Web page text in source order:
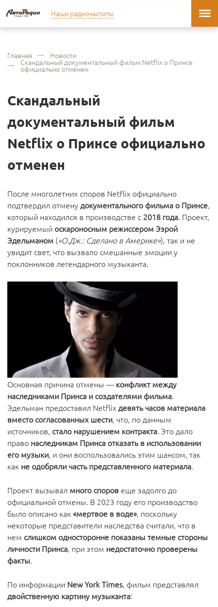
Наши радиочастоты
Главная Новости
Скандальный документальный фильм Netflix о Принсе
официально отменен
Скандальный
документальный фильм
Netflix о Принсе официально
отменен
После многолетних споров Netflix официально
подтвердил отмену документального фильма о Принсе,
который находился в производстве с 2018 года. Проект,
курируемый оскароносным режиссером Эзрой
Эдельманом («О.Дж.: Сделано в Америке»), так и не
увидит свет, что вызвало смешанные эмоции у
поклонников легендарного музыканта.
Основная причина отмены — конфликт между
наследниками Принса и создателями фильма.
Эдельман предоставил Netflix девять часов материала
вместо согласованных шести, что, по данным
источников, стало нарушением контракта. Это дало
право наследникам Принса отказать в использовании
его музыки, и они воспользовались этим шансом, так
как не одобряли часть представленного материала.
Проект вызывал много споров еще задолго до
официальной отмены. В 2023 году его производство
было описано как «мертвое в воде», поскольку
некоторые представители наследства считали, что в
нем слишком односторонне показаны темные стороны
личности Принса, при этом недостаточно проверены
факты.
По информации New York Times, фильм представлял
двойственную картину музыканта: